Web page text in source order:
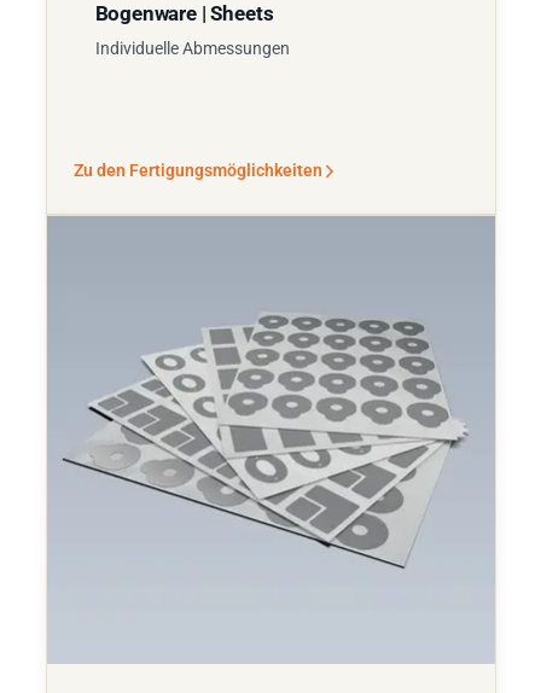
Bogenware | Sheets
Individuelle Abmessungen
Zu den Fertigungsmöglichkeiten